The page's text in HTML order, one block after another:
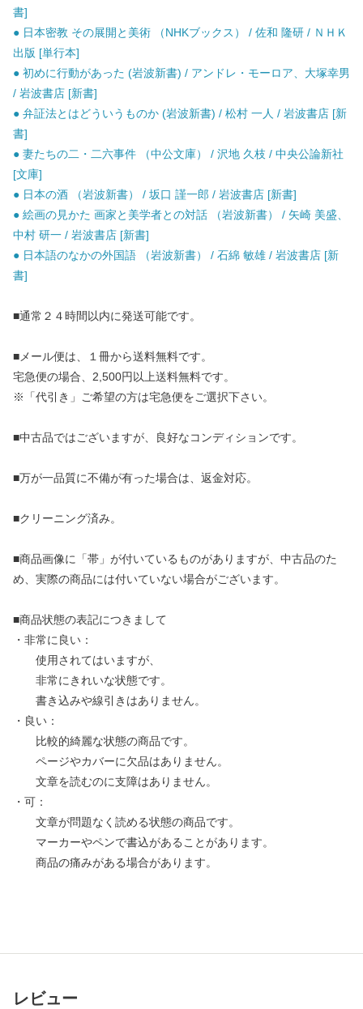
書]
● 日本密教 その展開と美術 （NHKブックス） / 佐和 隆研 / ＮＨＫ
出版 [単行本]
● 初めに行動があった (岩波新書) / アンドレ・モーロア、大塚幸男
/ 岩波書店 [新書]
● 弁証法とはどういうものか (岩波新書) / 松村 一人 / 岩波書店 [新
書]
● 妻たちの二・二六事件 （中公文庫） / 沢地 久枝 / 中央公論新社
[文庫]
● 日本の酒 （岩波新書） / 坂口 謹一郎 / 岩波書店 [新書]
● 絵画の見かた 画家と美学者との対話 （岩波新書） / 矢崎 美盛、
中村 研一 / 岩波書店 [新書]
● 日本語のなかの外国語 （岩波新書） / 石綿 敏雄 / 岩波書店 [新
書]
■通常２４時間以内に発送可能です。
■メール便は、１冊から送料無料です。
宅急便の場合、2,500円以上送料無料です。
※「代引き」ご希望の方は宅急便をご選択下さい。
■中古品ではございますが、良好なコンディションです。
■万が一品質に不備が有った場合は、返金対応。
■クリーニング済み。
■商品画像に「帯」が付いているものがありますが、中古品のた
め、実際の商品には付いていない場合がございます。
■商品状態の表記につきまして
・非常に良い：
使用されてはいますが、
非常にきれいな状態です。
書き込みや線引きはありません。
・良い：
比較的綺麗な状態の商品です。
ページやカバーに欠品はありません。
文章を読むのに支障はありません。
・可：
文章が問題なく読める状態の商品です。
マーカーやペンで書込があることがあります。
商品の痛みがある場合があります。
レビュー